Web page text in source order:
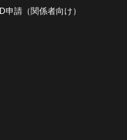
ID申請（関係者向け）